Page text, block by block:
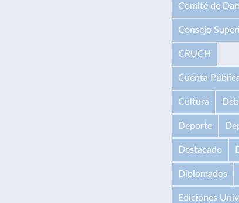
Comité de
Consejo
CRUCH
Cuenta
Cultura
Deporte
Destacado
Diplomados
Ediciones